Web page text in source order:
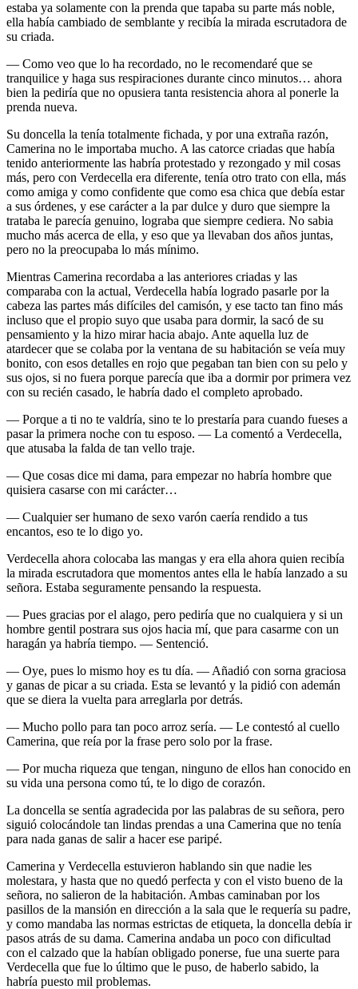
estaba ya solamente con la prenda que tapaba su parte más noble,
ella había cambiado de semblante y recibía la mirada escrutadora de
su criada.
— Como veo que lo ha recordado, no le recomendaré que se
tranquilice y haga sus respiraciones durante cinco minutos… ahora
bien la pediría que no opusiera tanta resistencia ahora al ponerle la
prenda nueva.
Su doncella la tenía totalmente fichada, y por una extraña razón,
Camerina no le importaba mucho. A las catorce criadas que había
tenido anteriormente las habría protestado y rezongado y mil cosas
más, pero con Verdecella era diferente, tenía otro trato con ella, más
como amiga y como confidente que como esa chica que debía estar
a sus órdenes, y ese carácter a la par dulce y duro que siempre la
trataba le parecía genuino, lograba que siempre cediera. No sabia
mucho más acerca de ella, y eso que ya llevaban dos años juntas,
pero no la preocupaba lo más mínimo.
Mientras Camerina recordaba a las anteriores criadas y las
comparaba con la actual, Verdecella había logrado pasarle por la
cabeza las partes más difíciles del camisón, y ese tacto tan fino más
incluso que el propio suyo que usaba para dormir, la sacó de su
pensamiento y la hizo mirar hacia abajo. Ante aquella luz de
atardecer que se colaba por la ventana de su habitación se veía muy
bonito, con esos detalles en rojo que pegaban tan bien con su pelo y
sus ojos, si no fuera porque parecía que iba a dormir por primera vez
con su recién casado, le habría dado el completo aprobado.
— Porque a ti no te valdría, sino te lo prestaría para cuando fueses a
pasar la primera noche con tu esposo. — La comentó a Verdecella,
que atusaba la falda de tan vello traje.
— Que cosas dice mi dama, para empezar no habría hombre que
quisiera casarse con mi carácter…
— Cualquier ser humano de sexo varón caería rendido a tus
encantos, eso te lo digo yo.
Verdecella ahora colocaba las mangas y era ella ahora quien recibía
la mirada escrutadora que momentos antes ella le había lanzado a su
señora. Estaba seguramente pensando la respuesta.
— Pues gracias por el alago, pero pediría que no cualquiera y si un
hombre gentil postrara sus ojos hacia mí, que para casarme con un
haragán ya habría tiempo. — Sentenció.
— Oye, pues lo mismo hoy es tu día. — Añadió con sorna graciosa
y ganas de picar a su criada. Esta se levantó y la pidió con ademán
que se diera la vuelta para arreglarla por detrás.
— Mucho pollo para tan poco arroz sería. — Le contestó al cuello
Camerina, que reía por la frase pero solo por la frase.
— Por mucha riqueza que tengan, ninguno de ellos han conocido en
su vida una persona como tú, te lo digo de corazón.
La doncella se sentía agradecida por las palabras de su señora, pero
siguió colocándole tan lindas prendas a una Camerina que no tenía
para nada ganas de salir a hacer ese paripé.
Camerina y Verdecella estuvieron hablando sin que nadie les
molestara, y hasta que no quedó perfecta y con el visto bueno de la
señora, no salieron de la habitación. Ambas caminaban por los
pasillos de la mansión en dirección a la sala que le requería su padre,
y como mandaba las normas estrictas de etiqueta, la doncella debía ir
pasos atrás de su dama. Camerina andaba un poco con dificultad
con el calzado que la habían obligado ponerse, fue una suerte para
Verdecella que fue lo último que le puso, de haberlo sabido, la
habría puesto mil problemas.